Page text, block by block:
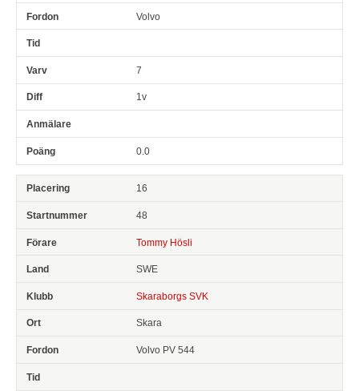
Volvo
7
1v
0.0
16
48
Tommy Hösli
SWE
Skaraborgs SVK
Skara
Volvo PV 544